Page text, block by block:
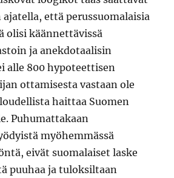
että perussuomalaisia
olisi käännettävissä
ja anekdotaalisin
alle 800 hypoteettisen
ottamisesta vastaan ole
haittaa Suomen
Puhumattakaan
myöhemmässä
eivät suomalaiset laske
puuhaa ja tuloksiltaan